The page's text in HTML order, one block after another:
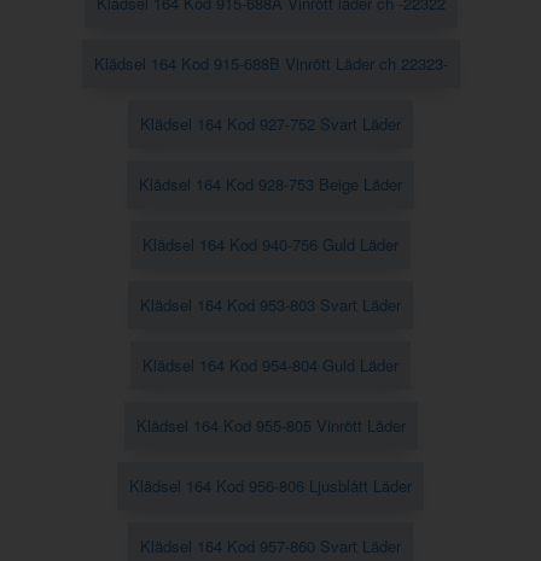
Klädsel 164 Kod 915-688B Vinrött Läder ch 22323-
Klädsel 164 Kod 927-752 Svart Läder
Klädsel 164 Kod 928-753 Beige Läder
Klädsel 164 Kod 940-756 Guld Läder
Klädsel 164 Kod 953-803 Svart Läder
Klädsel 164 Kod 954-804 Guld Läder
Klädsel 164 Kod 955-805 Vinrött Läder
Klädsel 164 Kod 956-806 Ljusblått Läder
Klädsel 164 Kod 957-860 Svart Läder